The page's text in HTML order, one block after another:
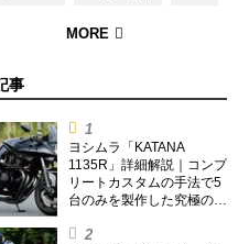
事
ヨシムラ「KATANA
1135R」詳細解説｜コンプ
リートカスタムの手法で5
台のみを製作した究極の銘